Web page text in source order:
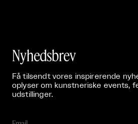
Nyhedsbrev
Få tilsendt vores inspirerende
oplyser om kunstneriske events,
udstillinger.